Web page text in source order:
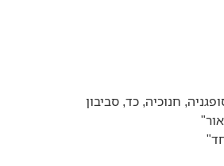
חנוכיה, כד, סביבון